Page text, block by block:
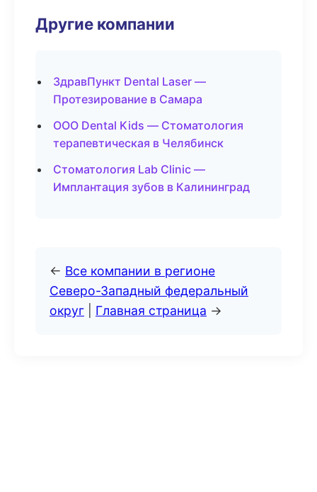
Другие компании
ЗдравПункт Dental Laser —
Протезирование в Самара
ООО Dental Kids — Стоматология
терапевтическая в Челябинск
Стоматология Lab Clinic —
Имплантация зубов в Калининград
← Все компании в регионе
Северо-Западный федеральный
округ
Главная страница →